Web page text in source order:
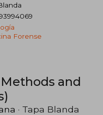
Forense
and
· Tapa Blanda